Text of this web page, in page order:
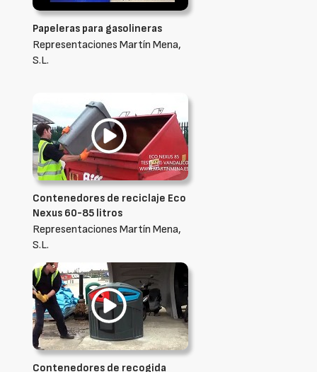
Papeleras para gasolineras
Representaciones Martín Mena,
S.L.
Contenedores de reciclaje Eco
Nexus 60-85 litros
Representaciones Martín Mena,
S.L.
Contenedores de recogida